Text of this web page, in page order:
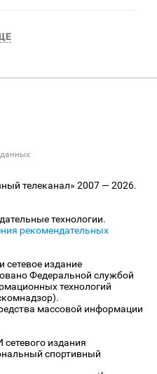
телеканал» 2007 — 2026.
технологии.
рекомендательных
издание
Федеральной службой
технологий
массовой информации
издания
спортивный